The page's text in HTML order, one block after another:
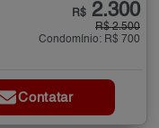
R$ 2.300
R$ 2.500
Condomínio: R$ 700
Contatar